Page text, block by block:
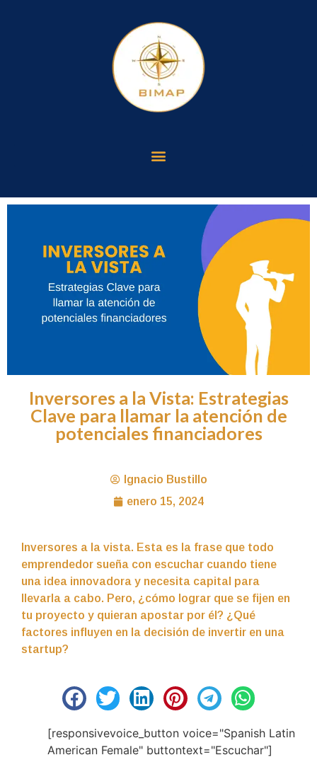
Inversores a la Vista: Estrategias
Clave para llamar la atención de
potenciales financiadores
Ignacio Bustillo
enero 15, 2024
Inversores a la vista. Esta es la frase que todo
emprendedor sueña con escuchar cuando tiene
una idea innovadora y necesita capital para
llevarla a cabo. Pero, ¿cómo lograr que se fijen en
tu proyecto y quieran apostar por él? ¿Qué
factores influyen en la decisión de invertir en una
startup?
[responsivevoice_button voice="Spanish Latin
American Female" buttontext="Escuchar"]